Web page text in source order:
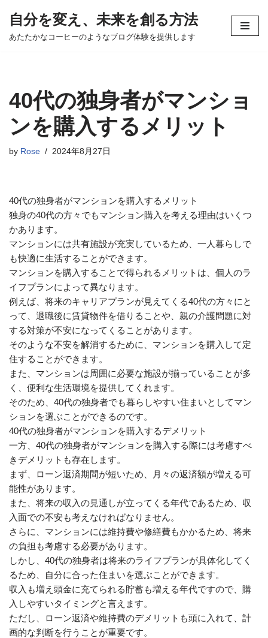
コ
へ
ス
キ
ッ
自分を変え、未来を創る方法
あたたかなコーヒーのようなブログ体験を提供します
40代の独身者がマンショ
ンを購入するメリット
by Rose 2024年8月27日
40代の独身者がマンションを購入するメリット
独身の40代の方々でもマンション購入を考える理由はいくつ
かあります。
マンションには共有施設が充実しているため、一人暮らしで
も快適に生活することができます。
マンションを購入することで得られるメリットは、個人のラ
イフプランによって異なります。
例えば、将来のキャリアプランが見えてくる40代の方々にと
って、退職後に賃貸物件を借りることや、親の介護問題に対
する対策が不安になってくることがあります。
そのような不安を解消するために、マンションを購入して定
住することができます。
また、マンションは周囲に必要な施設が揃っていることが多
く、便利な生活環境を提供してくれます。
そのため、40代の独身者でも暮らしやすい住まいとしてマン
ションを選ぶことができるのです。
40代の独身者がマンションを購入するデメリット
一方、40代の独身者がマンションを購入する際には考慮すべ
きデメリットも存在します。
まず、ローン返済期間が短いため、月々の返済額が増える可
能性があります。
また、将来の収入の見通しが立ってくる年代であるため、収
入面での不安も考えなければなりません。
さらに、マンションには維持費や修繕費もかかるため、将来
の負担も考慮する必要があります。
しかし、40代の独身者は将来のライフプランが具体化してく
るため、自分に合った住まいを選ぶことができます。
収入も増え頭金に充てられる貯蓄も増える年代ですので、購
入しやすいタイミングと言えます。
ただし、ローン返済や維持費のデメリットも頭に入れて、計
画的な判断を行うことが重要です。